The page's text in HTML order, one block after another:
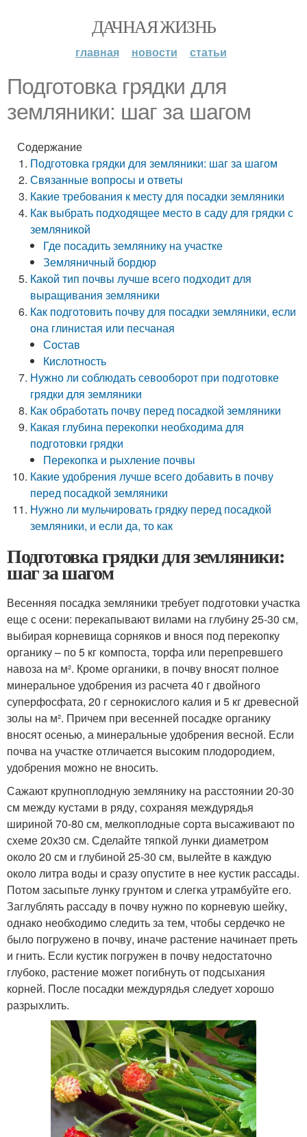
ДАЧНАЯ ЖИЗНЬ
главная новости статьи
Подготовка грядки для
земляники: шаг за шагом
Содержание
Подготовка грядки для земляники: шаг за шагом
Связанные вопросы и ответы
Какие требования к месту для посадки земляники
Как выбрать подходящее место в саду для грядки с
земляникой
Где посадить землянику на участке
Земляничный бордюр
Какой тип почвы лучше всего подходит для
выращивания земляники
Как подготовить почву для посадки земляники, если
она глинистая или песчаная
Состав
Кислотность
Нужно ли соблюдать севооборот при подготовке
грядки для земляники
Как обработать почву перед посадкой земляники
Какая глубина перекопки необходима для
подготовки грядки
Перекопка и рыхление почвы
Какие удобрения лучше всего добавить в почву
перед посадкой земляники
Нужно ли мульчировать грядку перед посадкой
земляники, и если да, то как
Подготовка грядки для земляники:
шаг за шагом
Весенняя посадка земляники требует подготовки участка
еще с осени: перекапывают вилами на глубину 25-30 см,
выбирая корневища сорняков и внося под перекопку
органику – по 5 кг компоста, торфа или перепревшего
навоза на м². Кроме органики, в почву вносят полное
минеральное удобрения из расчета 40 г двойного
суперфосфата, 20 г сернокислого калия и 5 кг древесной
золы на м². Причем при весенней посадке органику
вносят осенью, а минеральные удобрения весной. Если
почва на участке отличается высоким плодородием,
удобрения можно не вносить.
Сажают крупноплодную землянику на расстоянии 20-30
см между кустами в ряду, сохраняя междурядья
шириной 70-80 см, мелкоплодные сорта высаживают по
схеме 20х30 см. Сделайте тяпкой лунки диаметром
около 20 см и глубиной 25-30 см, вылейте в каждую
около литра воды и сразу опустите в нее кустик рассады.
Потом засыпьте лунку грунтом и слегка утрамбуйте его.
Заглублять рассаду в почву нужно по корневую шейку,
однако необходимо следить за тем, чтобы сердечко не
было погружено в почву, иначе растение начинает преть
и гнить. Если кустик погружен в почву недостаточно
глубоко, растение может погибнуть от подсыхания
корней. После посадки междурядья следует хорошо
разрыхлить.